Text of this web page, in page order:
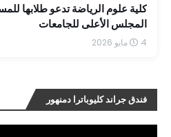
كلية علوم الرياضة تدعو طلابها
المجلس الأعلى للجامعات
4 مايو 2026
فندق جراند كليوباترا دمنهور